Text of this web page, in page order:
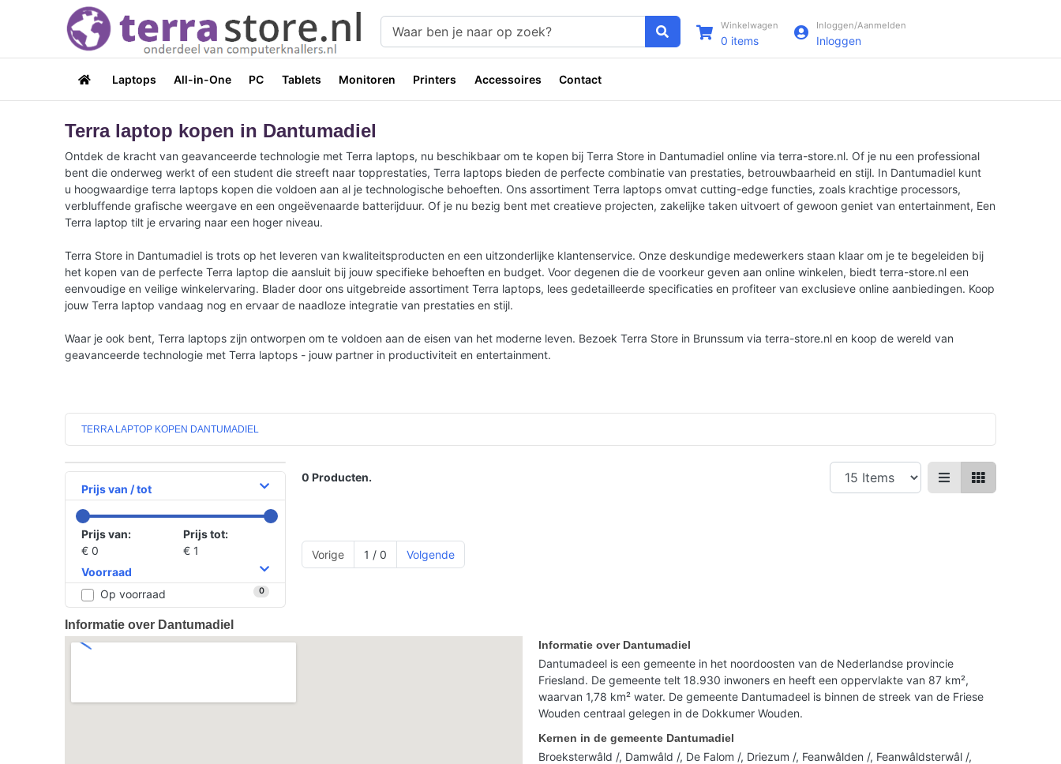
Winkelwagen
0 items
Inloggen/Aanmelden
Inloggen
Laptops All-in-One PC Tablets Monitoren Printers Accessoires Contact
Terra laptop kopen in Dantumadiel
Ontdek de kracht van geavanceerde technologie met Terra laptops, nu beschikbaar om te kopen bij Terra Store in Dantumadiel online via terra-store.nl. Of je nu een professional
bent die onderweg werkt of een student die streeft naar topprestaties, Terra laptops bieden de perfecte combinatie van prestaties, betrouwbaarheid en stijl. In Dantumadiel kunt
u hoogwaardige terra laptops kopen die voldoen aan al je technologische behoeften. Ons assortiment Terra laptops omvat cutting-edge functies, zoals krachtige processors,
verbluffende grafische weergave en een ongeëvenaarde batterijduur. Of je nu bezig bent met creatieve projecten, zakelijke taken uitvoert of gewoon geniet van entertainment, Een
Terra laptop tilt je ervaring naar een hoger niveau.
Terra Store in Dantumadiel is trots op het leveren van kwaliteitsproducten en een uitzonderlijke klantenservice. Onze deskundige medewerkers staan klaar om je te begeleiden bij
het kopen van de perfecte Terra laptop die aansluit bij jouw specifieke behoeften en budget. Voor degenen die de voorkeur geven aan online winkelen, biedt terra-store.nl een
eenvoudige en veilige winkelervaring. Blader door ons uitgebreide assortiment Terra laptops, lees gedetailleerde specificaties en profiteer van exclusieve online aanbiedingen. Koop
jouw Terra laptop vandaag nog en ervaar de naadloze integratie van prestaties en stijl.
Waar je ook bent, Terra laptops zijn ontworpen om te voldoen aan de eisen van het moderne leven. Bezoek Terra Store in Brunssum via terra-store.nl en koop de wereld van
geavanceerde technologie met Terra laptops - jouw partner in productiviteit en entertainment.
TERRA LAPTOP KOPEN DANTUMADIEL
Prijs van / tot
Prijs van:
€ 0
Prijs tot:
€ 1
Voorraad
Op voorraad
0
0 Producten.
Vorige 1 / 0 Volgende
Informatie over Dantumadiel
Informatie over Dantumadiel
Dantumadeel is een gemeente in het noordoosten van de Nederlandse provincie
Friesland. De gemeente telt 18.930 inwoners en heeft een oppervlakte van 87 km²,
waarvan 1,78 km² water. De gemeente Dantumadeel is binnen de streek van de Friese
Wouden centraal gelegen in de Dokkumer Wouden.
Kernen in de gemeente Dantumadiel
Broeksterwâld /, Damwâld /, De Falom /, Driezum /, Feanwâlden /, Feanwâldsterwâl /,